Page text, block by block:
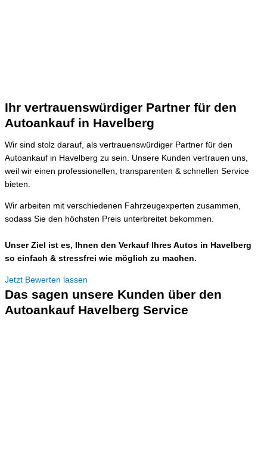
Ihr vertrauenswürdiger Partner für den
Autoankauf in Havelberg
Wir sind stolz darauf, als vertrauenswürdiger Partner für den
Autoankauf in Havelberg zu sein. Unsere Kunden vertrauen uns,
weil wir einen professionellen, transparenten & schnellen Service
bieten.
Wir arbeiten mit verschiedenen Fahrzeugexperten zusammen,
sodass Sie den höchsten Preis unterbreitet bekommen.
Unser Ziel ist es, Ihnen den Verkauf Ihres Autos in Havelberg
so einfach & stressfrei wie möglich zu machen.
Jetzt Bewerten lassen
Das sagen unsere Kunden über den
Autoankauf Havelberg Service